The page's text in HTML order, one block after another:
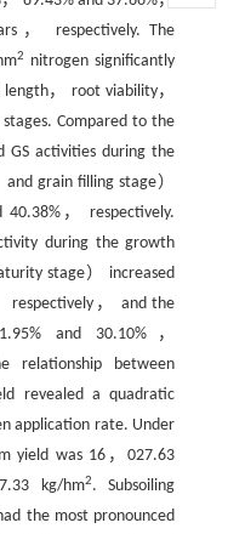
， respectively. The
2
nitrogen significantly
， root viability，
Compared to the
activities during the
grain filling stage）
40.38%， respectively.
during the growth
stage） increased
respectively， and the
and 30.10%，
relationship between
revealed a quadratic
application rate. Under
yield was 16，027.63
kg/hm2. Subsoiling
the most pronounced